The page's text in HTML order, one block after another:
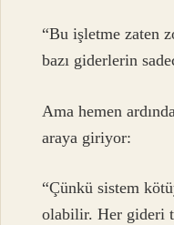
“Bu işletme zaten
bazı giderlerin
Ama hemen
araya giriyor:
“Çünkü sistem
olabilir. Her gideri